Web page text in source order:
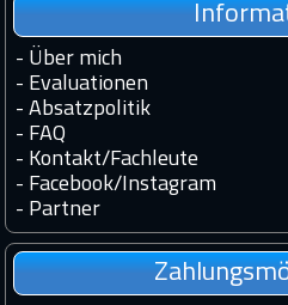
- Über mich
- Evaluationen
- Absatzpolitik
- FAQ
- Kontakt/Fachleute
- Facebook/Instagram
- Partner